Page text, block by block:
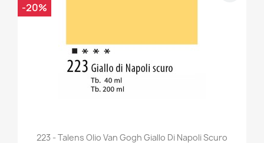
223 - Talens Olio Van Gogh Giallo Di Napoli Scuro
-20%